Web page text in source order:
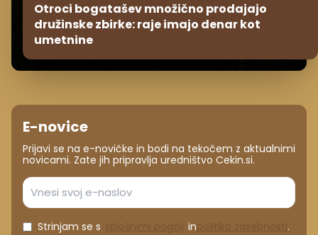
Otroci bogatašev množično prodajajo
družinske zbirke: raje imajo denar kot
umetnine
E-novice
Prijavi se na e-novičke in bodi na tekočem z aktualnimi
novicami. Zate jih pripravlja uredništvo Cekin.si.
Strinjam se s in .